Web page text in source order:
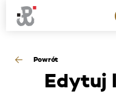
Powrót
Edytuj